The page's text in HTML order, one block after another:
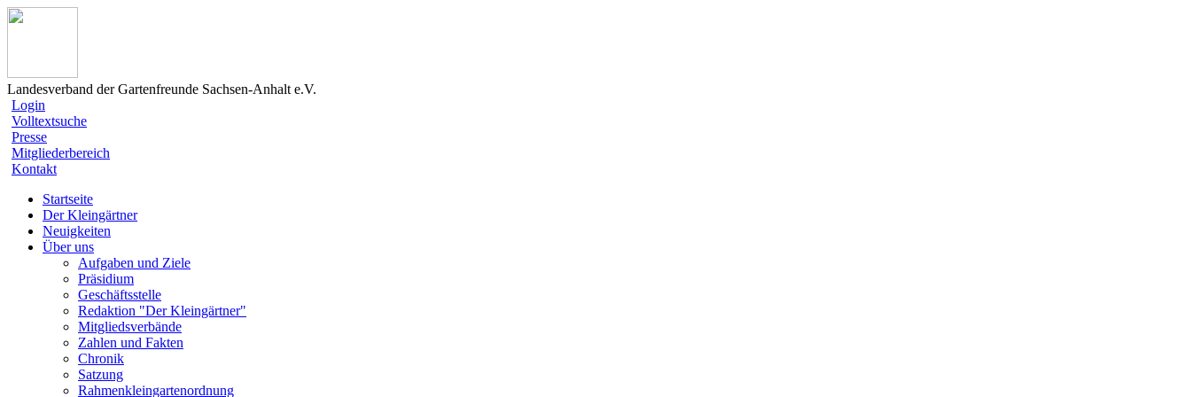
Landesverband der Gartenfreunde Sachsen-Anhalt e.V.
Login
Volltextsuche
Presse
Mitgliederbereich
Kontakt
Startseite
Der Kleingärtner
Neuigkeiten
Über uns
Aufgaben und Ziele
Präsidium
Geschäftsstelle
Redaktion "Der Kleingärtner"
Mitgliedsverbände
Zahlen und Fakten
Chronik
Satzung
Rahmenkleingartenordnung